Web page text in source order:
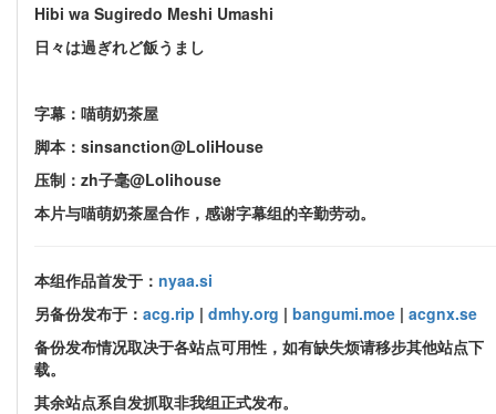
Hibi wa Sugiredo Meshi Umashi
日々は過ぎれど飯うまし
字幕：喵萌奶茶屋
脚本：sinsanction@LoliHouse
压制：zh子毫@Lolihouse
本片与喵萌奶茶屋合作，感谢字幕组的辛勤劳动。
本组作品首发于： nyaa.si
另备份发布于： acg.rip | dmhy.org | bangumi.moe | acgnx.se
备份发布情况取决于各站点可用性，如有缺失烦请移步其他站点下
载。
其余站点系自发抓取非我组正式发布。